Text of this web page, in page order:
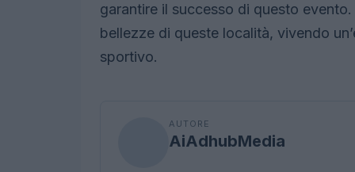
garantire il successo di questo
bellezze di queste località, vivendo
sportivo.
AUTORE
AiAdhubMedia